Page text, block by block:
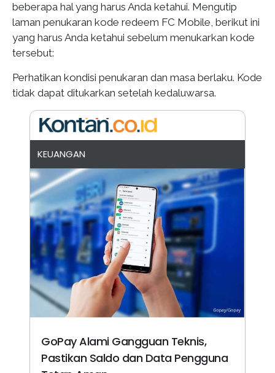
beberapa hal yang harus Anda ketahui. Mengutip
laman penukaran kode redeem FC Mobile, berikut ini
yang harus Anda ketahui sebelum menukarkan kode
tersebut:
Perhatikan kondisi penukaran dan masa berlaku. Kode
tidak dapat ditukarkan setelah kedaluwarsa.
KEUANGAN
GoPay Alami Gangguan Teknis,
Pastikan Saldo dan Data Pengguna